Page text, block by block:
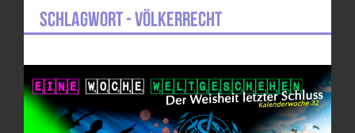
Schlagwort - Völkerrecht